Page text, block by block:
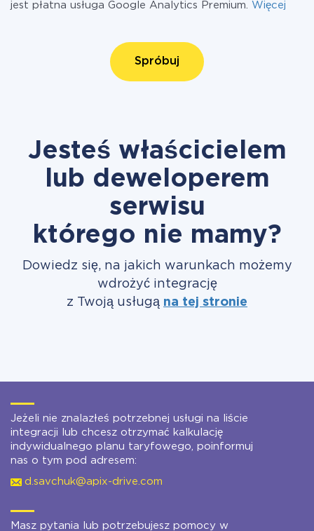
jest płatna usługa Google Analytics Premium. Więcej
Spróbuj
Jesteś właścicielem
lub deweloperem
serwisu
którego nie mamy?
Dowiedz się, na jakich warunkach możemy
wdrożyć integrację
z Twoją usługą na tej stronie
Jeżeli nie znalazłeś potrzebnej usługi na liście
integracji lub chcesz otrzymać kalkulację
indywidualnego planu taryfowego, poinformuj
nas o tym pod adresem:
d.savchuk@apix-drive.com
Masz pytania lub potrzebujesz pomocy w